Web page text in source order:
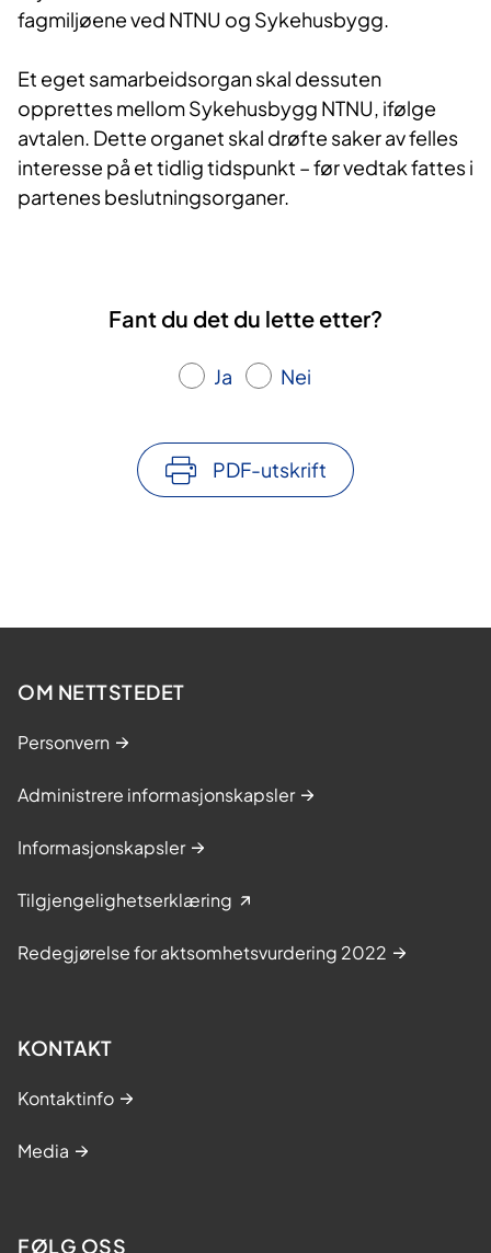
fagmiljøene ved NTNU og Sykehusbygg.
Et eget samarbeidsorgan skal dessuten
opprettes mellom Sykehusbygg NTNU, ifølge
avtalen. Dette organet skal drøfte saker av felles
interesse på et tidlig tidspunkt – før vedtak fattes i
partenes beslutningsorganer.
Fant du det du lette etter?
Ja Nei
PDF-utskrift
OM NETTSTEDET
Personvern
Administrere informasjonskapsler
Informasjonskapsler
Tilgjengelighetserklæring
Redegjørelse for aktsomhetsvurdering 2022
KONTAKT
Kontaktinfo
Media
FØLG OSS